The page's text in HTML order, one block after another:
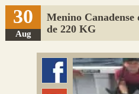
Sugerir Link
Adicionar Blog
Colmeia Exchange
Perguntas Frequentes
30
Aug
Menino Canadense
de 220 KG